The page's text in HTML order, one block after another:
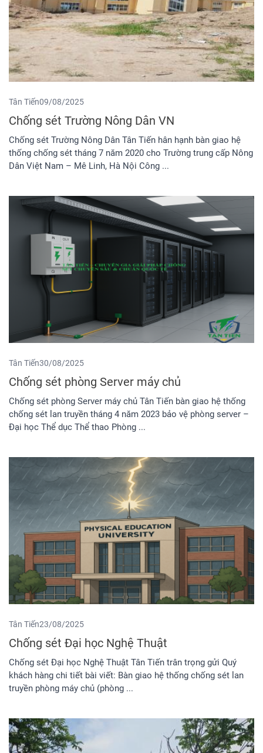
Tân Tiến09/08/2025
Chống sét Trường Nông Dân VN
Chống sét Trường Nông Dân Tân Tiến hân hạnh bàn giao hệ
thống chống sét tháng 7 năm 2020 cho Trường trung cấp Nông
Dân Việt Nam – Mê Linh, Hà Nội Công ...
Tân Tiến30/08/2025
Chống sét phòng Server máy chủ
Chống sét phòng Server máy chủ Tân Tiến bàn giao hệ thống
chống sét lan truyền tháng 4 năm 2023 bảo vệ phòng server –
Đại học Thể dục Thể thao Phòng ...
Tân Tiến23/08/2025
Chống sét Đại học Nghệ Thuật
Chống sét Đại học Nghệ Thuật Tân Tiến trân trọng gửi Quý
khách hàng chi tiết bài viết: Bàn giao hệ thống chống sét lan
truyền phòng máy chủ (phòng ...